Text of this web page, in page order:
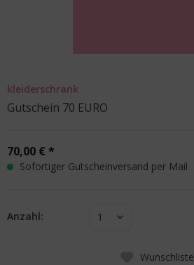
kleiderschrank
Gutschein 70 EURO
70,00 € *
Sofortiger Gutscheinversand per Mail
Anzahl: 1
Wunschliste